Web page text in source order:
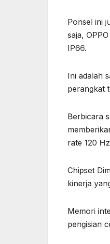
Ponsel ini
saja,
IP66.
Ini adalah
perangkat
Berbicara
rate 120
Chipset
kinerja
Memori
pengisian